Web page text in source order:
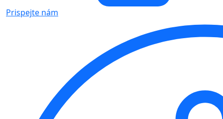
Prispejte nám